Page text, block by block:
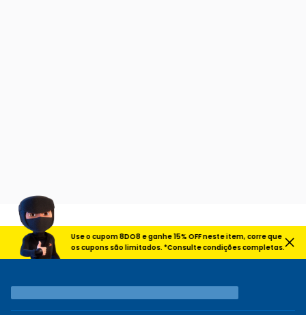
Use o cupom 8DO8 e ganhe 15% OFF neste item, corre que
os cupons são limitados. *Consulte condições completas.